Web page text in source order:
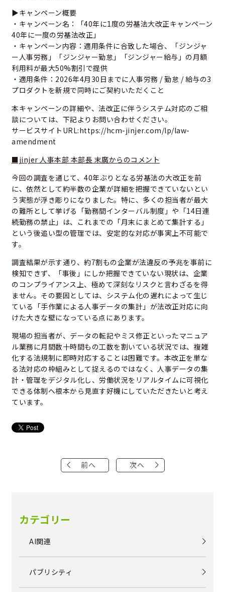
▶キャンペーン概要
・キャンペーン名：「40年に1度の労基法大改正キャンペーン
40年に一度の労基法改正」
・キャンペーン内容：適用条件に合致した場合、「ジンジャ
ー人事労務」「ジンジャー勤怠」「ジンジャー給与」の月額
利用料が最大50%割引で提供
・適用条件：2026年4月30日までに人事労務 / 勤怠 / 給与の3
プロダクトを新規で同時にご契約いただくこと
本キャンペーンの詳細や、法改正に伴うシステム対応のご相
談については、下記よりお問い合わせください。
サービスサイトURL:https://hcm-jinjer.com/lp/law-
amendment
■jinjer 人事本部 本部長 末廣からのコメント
今回の調査を通じて、40年ぶりとなる労基法の大改正を前
に、依然として約半数の企業が詳細を把握できていないとい
う実態が浮き彫りになりました。特に、多くの担当者が最大
の難所として挙げる「勤務間インターバル制度」や「14日連
続勤務の禁止」は、これまでの「月末にまとめて集計する」
という後追い型の管理では、安定的な対応が事実上不可能で
す。
調査結果が示す通り、約7割もの企業が法違反の予兆を事前に
検知できず、「事後」にしか把握できていない現状は、企業
のコンプライアンス上、極めて深刻なリスクと言わざるを得
ません。その要因としては、システム化の遅れによって生じ
ている「手作業による人事データの集計」が法改正対応に向
けた大きな壁になっている点にあります。
現場の担当者が、データの転記やミス修正といったマニュア
ル業務に月間数十時間もの工数を割いている状況では、複雑
化する法規制に即時対応することは困難です。本改正を単な
る法対応の枠組みとして捉えるのではなく、人事データの集
計・管理をデジタル化し、労働状況をリアルタイムに可視化
できる体制へ根本から見直す好機にしていただきたいと考え
ています。
前へ 次へ
カテゴリー
AI関連
パブリシティ